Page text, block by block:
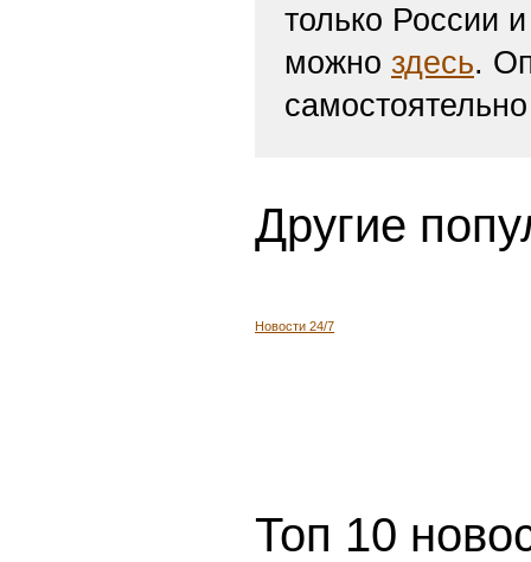
только России
можно здесь.
Другие
Новости 24/7
Топ 10